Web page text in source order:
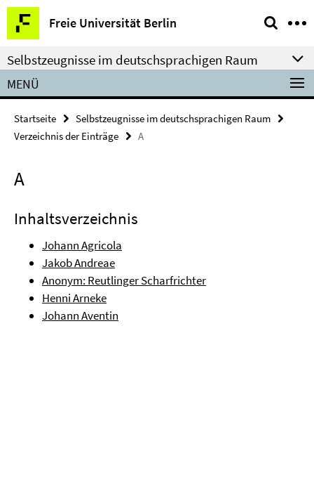
Springe
direkt
zu
Inhalt
Freie Universität Berlin
Service-
Navigation
Selbstzeugnisse im deutschsprachigen Raum
MENÜ
Startseite
Selbstzeugnisse im deutschsprachigen Raum
Verzeichnis der Einträge
A
A
Inhaltsverzeichnis
Johann Agricola
Jakob Andreae
Anonym: Reutlinger Scharfrichter
Henni Arneke
Johann Aventin